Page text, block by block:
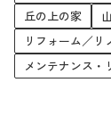
丘の上の家
リフォーム／リ
メンテナンス・